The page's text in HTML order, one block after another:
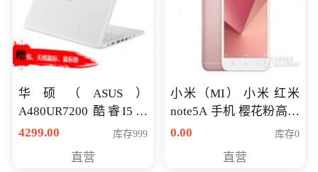
华硕（ASUS）
A480UR7200 酷睿I5超
薄学生办公游戏独显笔
NV930-2G独
4299.00 库存999
直营
小米（MI） 小米 红米
note5A 手机 樱花粉高配
版 全网通(3G+32G)
0.00 库存0
直营